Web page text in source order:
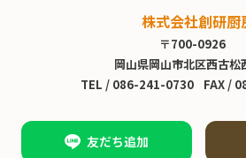
株式会社創研厨
〒700-0926
岡山県岡山市北区西古松
TEL / 086-241-0730 FAX /
友だち追加